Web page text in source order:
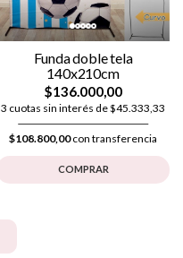
Funda doble tela
140x210cm
$136.000,00
3 cuotas sin interés de $45.333,33
$108.800,00con transferencia
COMPRAR